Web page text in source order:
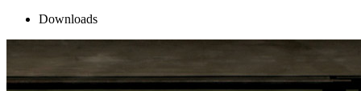
Downloads